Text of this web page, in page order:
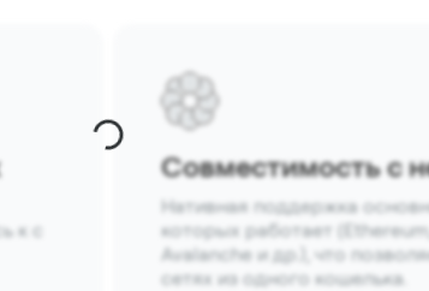
к с
Совместимость с
Нативная поддержка
которых работает
Avalanche и др.), что
сетях из одного кошелька.